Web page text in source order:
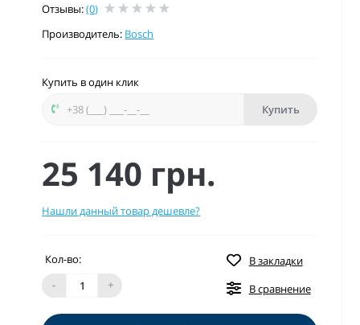
Отзывы:(0)
Производитель: Bosch
Купить в один клик
Купить
25 140 грн.
Нашли данный товар дешевле?
Кол-во:
-
+
В закладки
В сравнение